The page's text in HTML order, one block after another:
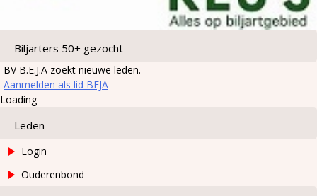
Biljarters 50+ gezocht
BV B.E.J.A zoekt nieuwe leden.
Aanmelden als lid BEJA
Loading
Leden
Login
Ouderenbond